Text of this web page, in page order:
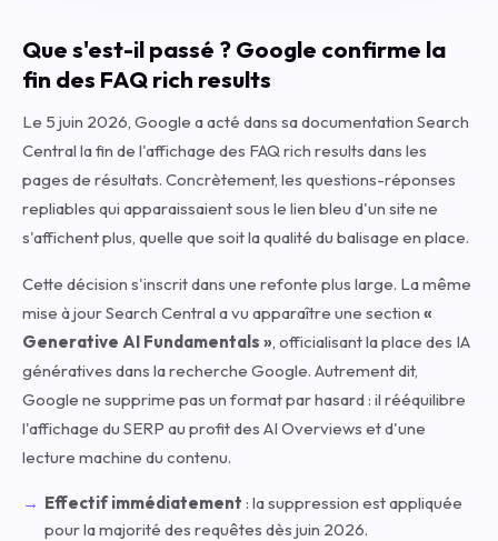
Que s'est-il passé ? Google confirme la
fin des FAQ rich results
Le 5 juin 2026, Google a acté dans sa documentation Search
Central la fin de l'affichage des FAQ rich results dans les
pages de résultats. Concrètement, les questions-réponses
repliables qui apparaissaient sous le lien bleu d'un site ne
s'affichent plus, quelle que soit la qualité du balisage en place.
Cette décision s'inscrit dans une refonte plus large. La même
mise à jour Search Central a vu apparaître une section «
Generative AI Fundamentals », officialisant la place des IA
génératives dans la recherche Google. Autrement dit,
Google ne supprime pas un format par hasard : il rééquilibre
l'affichage du SERP au profit des AI Overviews et d'une
lecture machine du contenu.
Effectif immédiatement : la suppression est appliquée
pour la majorité des requêtes dès juin 2026.